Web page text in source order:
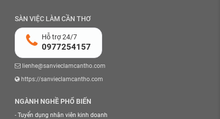
SÀN VIỆC LÀM CẦN THƠ
Hỗ trợ 24/7
0977254157
lienhe@sanvieclamcantho.com
https://sanvieclamcantho.com
NGÀNH NGHỀ PHỔ BIẾN
- Tuyển dụng nhân viên kinh doanh